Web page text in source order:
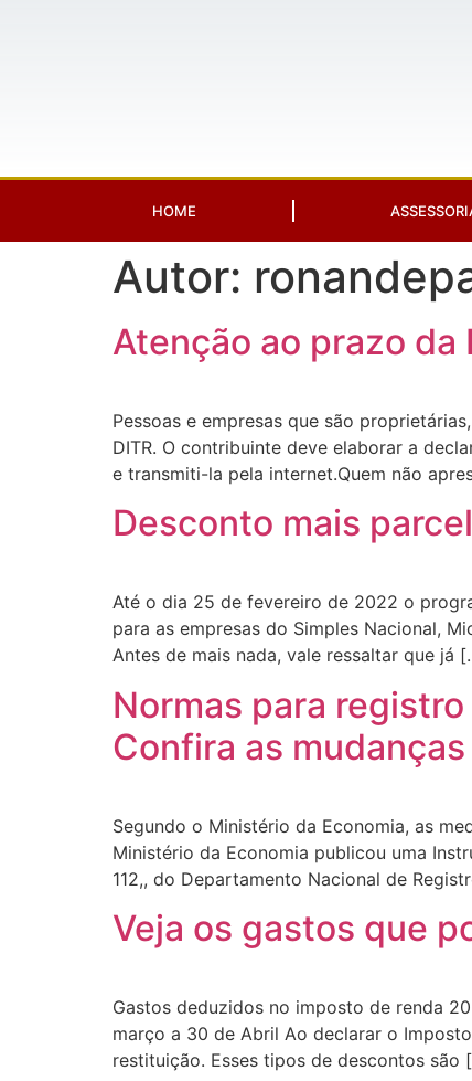
HOME
Autor:
Atenção ao prazo da
Pessoas e empresas que são
DITR. O contribuinte deve elaborar a
e transmiti-la pela internet.Quem não
Desconto mais
Até o dia 25 de fevereiro de 2022 o
para as empresas do Simples Nacional,
Antes de mais nada, vale ressaltar que já
Normas para
Confira as mudanças
Segundo o Ministério da Economia, as
Ministério da Economia publicou uma
112,, do Departamento Nacional de
Veja os gastos que
Gastos deduzidos no imposto de renda
março a 30 de Abril Ao declarar o
restituição. Esses tipos de descontos são